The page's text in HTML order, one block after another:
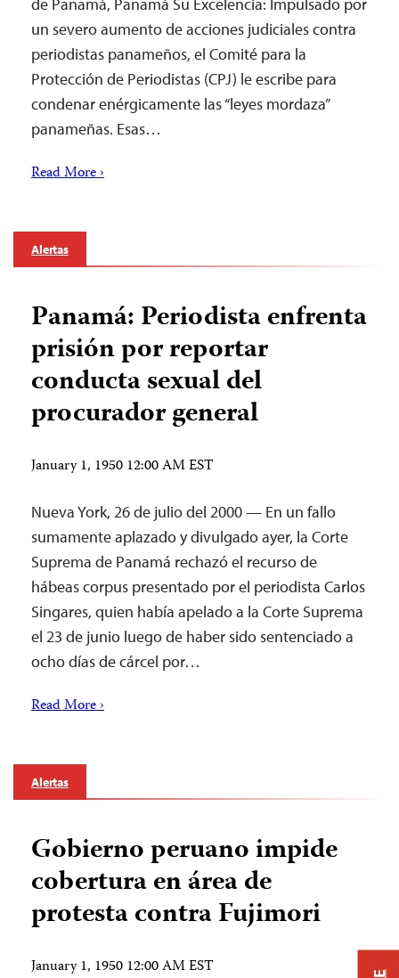
un severo aumento de acciones judiciales contra
periodistas panameños, el Comité para la
Protección de Periodistas (CPJ) le escribe para
condenar enérgicamente las “leyes mordaza”
panameñas. Esas…
Read More ›
Alertas
Panamá: Periodista enfrenta
prisión por reportar
conducta sexual del
procurador general
January 1, 1950 12:00 AM EST
Nueva York, 26 de julio del 2000 — En un fallo
sumamente aplazado y divulgado ayer, la Corte
Suprema de Panamá rechazó el recurso de
hábeas corpus presentado por el periodista Carlos
Singares, quien había apelado a la Corte Suprema
el 23 de junio luego de haber sido sentenciado a
ocho días de cárcel por…
Read More ›
Alertas
Gobierno peruano impide
cobertura en área de
protesta contra Fujimori
January 1, 1950 12:00 AM EST